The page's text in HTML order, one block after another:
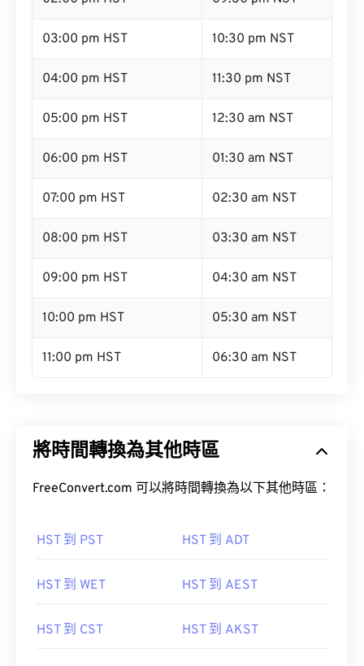
03:00 pm HST 10:30 pm NST
04:00 pm HST 11:30 pm NST
05:00 pm HST 12:30 am NST
06:00 pm HST 01:30 am NST
07:00 pm HST 02:30 am NST
08:00 pm HST 03:30 am NST
09:00 pm HST 04:30 am NST
10:00 pm HST 05:30 am NST
11:00 pm HST 06:30 am NST
將時間轉換為其他時區
FreeConvert.com 可以將時間轉換為以下其他時區：
HST 到 PST HST 到 ADT
HST 到 WET HST 到 AEST
HST 到 CST HST 到 AKST